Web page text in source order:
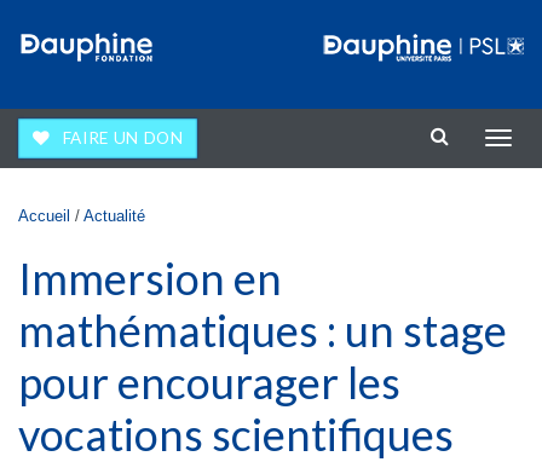
FAIRE UN DON
la
Vous êtes ici
Accueil / Actualité
Immersion en
mathématiques : un stage
pour encourager les
vocations scientifiques